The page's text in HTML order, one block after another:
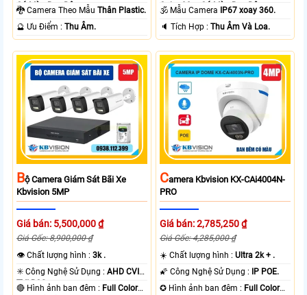
Có Màu Ban Ðêm.
🐉️ Camera Theo MẫuThân Plastic.
️🔮 Ưu Điểm :Thu Âm.
Color 30m Có Màu Ban Ðêm.
🕉️ Mẫu Camera
IP67 xoay 360.
️🔈 Tích Hợp :Thu Âm Và Loa.
BỘ Camera Giám Sát Bãi Xe
Kbvision 5MP
Giá bán: 5,500,000 ₫
Giá Gốc: 8,900,000 ₫
👁 Chất lượng hình :3k .
✳️ Công Nghệ Sử Dụng :AHD CVI
TVI BCS.
🔴 Hình ảnh ban đêm : Full Color
CAmera Kbvision KX-CAi4004N-
PRO
Giá bán: 2,785,250 ₫
Giá Gốc: 4,285,000 ₫
☀️ Chất lượng hình :Ultra 2k + .
🌠 Công Nghệ Sử Dụng :
IP POE.
✪ Hình ảnh ban đêm : Full Color